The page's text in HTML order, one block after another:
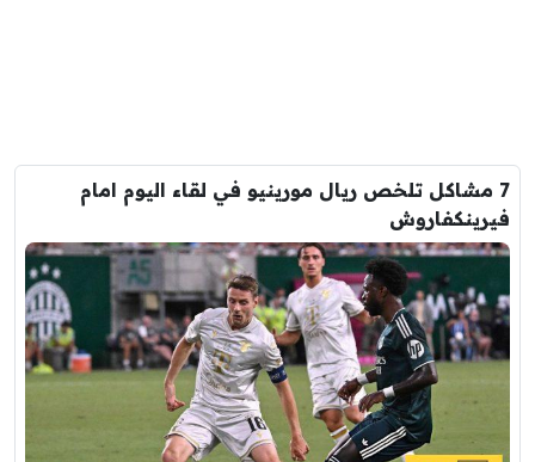
7 مشاكل تلخص ريال مورينيو في لقاء اليوم امام
فيرينكفاروش